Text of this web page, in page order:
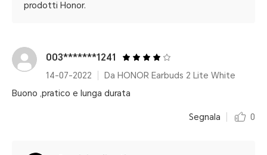
prodotti Honor.
003*******1241
14-07-2022
Da HONOR Earbuds 2 Lite White
Buono ,pratico e lunga durata
Segnala 0